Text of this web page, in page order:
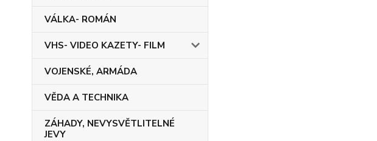
VÁLKA- ROMÁN
VHS- VIDEO KAZETY- FILM
VOJENSKÉ, ARMÁDA
VĚDA A TECHNIKA
ZÁHADY, NEVYSVĚTLITELNÉ
JEVY